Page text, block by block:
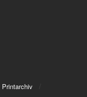
Printarchiv